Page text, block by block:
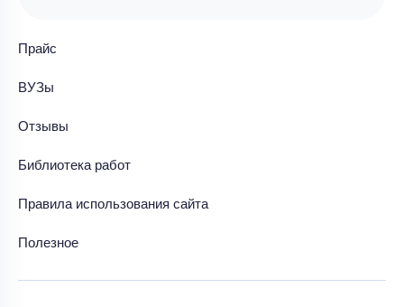
Прайс
ВУЗы
Отзывы
Библиотека работ
Правила использования сайта
Полезное